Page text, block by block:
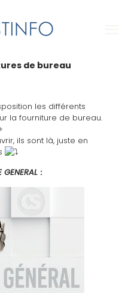
de bureau
les différents
la fourniture de bureau.
ils sont là, juste en
GENERAL :